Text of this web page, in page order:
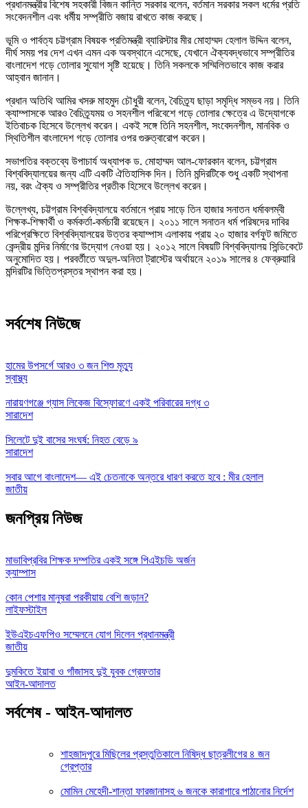
প্রধানমন্ত্রীর বিশেষ সহকারী বিজন কান্তি সরকার বলেন, বর্তমান সরকার সকল ধর্মের প্রতি
সংবেদনশীল এবং ধর্মীয় সম্প্রীতি বজায় রাখতে কাজ করছে।
ভূমি ও পার্বত্য চট্টগ্রাম বিষয়ক প্রতিমন্ত্রী ব্যারিস্টার মীর মোহাম্মদ হেলাল উদ্দিন বলেন,
দীর্ঘ সময় পর দেশ এখন এমন এক অবস্থানে এসেছে, যেখানে ঐক্যবদ্ধভাবে সম্প্রীতির
বাংলাদেশ গড়ে তোলার সুযোগ সৃষ্টি হয়েছে। তিনি সকলকে সম্মিলিতভাবে কাজ করার
আহ্বান জানান।
প্রধান অতিথি আমির খসরু মাহমুদ চৌধুরী বলেন, বৈচিত্র্য ছাড়া সমৃদ্ধি সম্ভব নয়। তিনি
ক্যাম্পাসকে আরও বৈচিত্র্যময় ও সহনশীল পরিবেশে গড়ে তোলার ক্ষেত্রে এ উদ্যোগকে
ইতিবাচক হিসেবে উল্লেখ করেন। একই সঙ্গে তিনি সহনশীল, সংবেদনশীল, মানবিক ও
স্থিতিশীল বাংলাদেশ গড়ে তোলার ওপর গুরুত্বারোপ করেন।
সভাপতির বক্তব্যে উপাচার্য অধ্যাপক ড. মোহাম্মদ আল-ফোরকান বলেন, চট্টগ্রাম
বিশ্ববিদ্যালয়ের জন্য এটি একটি ঐতিহাসিক দিন। তিনি মন্দিরটিকে শুধু একটি স্থাপনা
নয়, বরং ঐক্য ও সম্প্রীতির প্রতীক হিসেবে উল্লেখ করেন।
উল্লেখ্য, চট্টগ্রাম বিশ্ববিদ্যালয়ে বর্তমানে প্রায় সাড়ে তিন হাজার সনাতন ধর্মাবলম্বী
শিক্ষক-শিক্ষার্থী ও কর্মকর্তা-কর্মচারী রয়েছেন। ২০১১ সালে সনাতন ধর্ম পরিষদের দাবির
পরিপ্রেক্ষিতে বিশ্ববিদ্যালয়ের উত্তর ক্যাম্পাস এলাকায় প্রায় ২০ হাজার বর্গফুট জমিতে
কেন্দ্রীয় মন্দির নির্মাণের উদ্যোগ নেওয়া হয়। ২০১২ সালে বিষয়টি বিশ্ববিদ্যালয় সিন্ডিকেটে
অনুমোদিত হয়। পরবর্তীতে অদুল-অনিতা ট্রাস্টের অর্থায়নে ২০১৯ সালের ৪ ফেব্রুয়ারি
মন্দিরটির ভিত্তিপ্রস্তর স্থাপন করা হয়।
সর্বশেষ নিউজে
হামের উপসর্গে আরও ৩ জন শিশু মৃত্যু
স্বাস্থ্য
নারায়ণগঞ্জে গ্যাস লিকেজ বিস্ফোরণে একই পরিবারের দগ্ধ ৩
সারাদেশ
সিলেটে দুই বাসের সংঘর্ষ: নিহত বেড়ে ৯
সারাদেশ
সবার আগে বাংলাদেশ— এই চেতনাকে অন্তরে ধারণ করতে হবে : মীর হেলাল
জাতীয়
জনপ্রিয় নিউজ
মাভাবিপ্রবির শিক্ষক দম্পতির একই সঙ্গে পিএইচডি অর্জন
ক্যাম্পাস
কোন পেশার মানুষরা পরকীয়ায় বেশি জড়ান?
লাইফস্টাইল
ইউএইচএফপিও সম্মেলনে যোগ দিলেন প্রধানমন্ত্রী
জাতীয়
দুমকিতে ইয়াবা ও গাঁজাসহ দুই যুবক গ্রেফতার
আইন-আদালত
সর্বশেষ - আইন-আদালত
শাহজাদপুরে মিছিলের প্রস্তুতিকালে নিষিদ্ধ ছাত্রলীগের ৪ জন
গ্রেপ্তার
মোমিন মেহেদী-শান্তা ফারজানাসহ ৬ জনকে কারাগারে পাঠানোর নির্দেশ